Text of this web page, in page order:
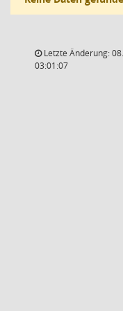
Letzte Änderung:
03:01:07